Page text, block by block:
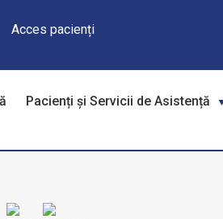
Acces pacienți
Pacienți și Servicii de Asistență